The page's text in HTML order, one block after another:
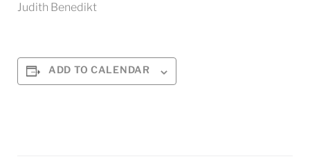
Judith Benedikt
ADD TO CALENDAR